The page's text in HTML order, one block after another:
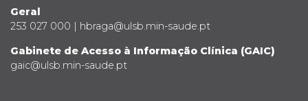
Geral
253 027 000 | hbraga@ulsb.min-saude.pt
Gabinete de Acesso à Informação Clínica (GAIC)
gaic@ulsb.min-saude.pt